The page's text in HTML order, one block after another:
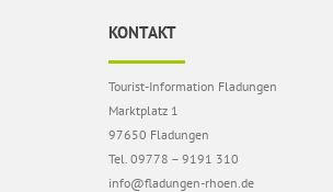
KONTAKT
Tourist-Information Fladungen
Marktplatz 1
97650 Fladungen
Tel. 09778 – 9191 310
info@fladungen-rhoen.de